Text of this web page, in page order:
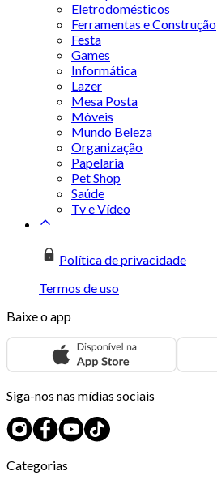
Eletrodomésticos
Ferramentas e Construção
Festa
Games
Informática
Lazer
Mesa Posta
Móveis
Mundo Beleza
Organização
Papelaria
Pet Shop
Saúde
Tv e Vídeo
Política de privacidade
Termos de uso
Baixe o app
Siga-nos nas mídias sociais
Categorias